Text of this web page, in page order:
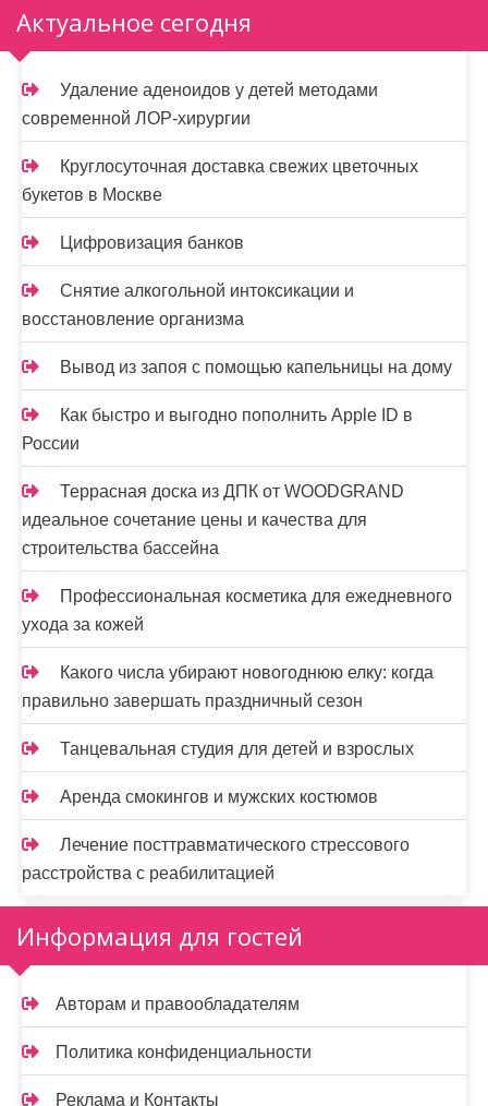
п
и
с
я
м
Актуальное сегодня
Удаление аденоидов у детей методами
современной ЛОР-хирургии
Круглосуточная доставка свежих цветочных
букетов в Москве
Цифровизация банков
Снятие алкогольной интоксикации и
восстановление организма
Вывод из запоя с помощью капельницы на дому
Как быстро и выгодно пополнить Apple ID в
России
Террасная доска из ДПК от WOODGRAND
идеальное сочетание цены и качества для
строительства бассейна
Профессиональная косметика для ежедневного
ухода за кожей
Какого числа убирают новогоднюю елку: когда
правильно завершать праздничный сезон
Танцевальная студия для детей и взрослых
Аренда смокингов и мужских костюмов
Лечение посттравматического стрессового
расстройства с реабилитацией
Информация для гостей
Авторам и правообладателям
Политика конфиденциальности
Реклама и Контакты